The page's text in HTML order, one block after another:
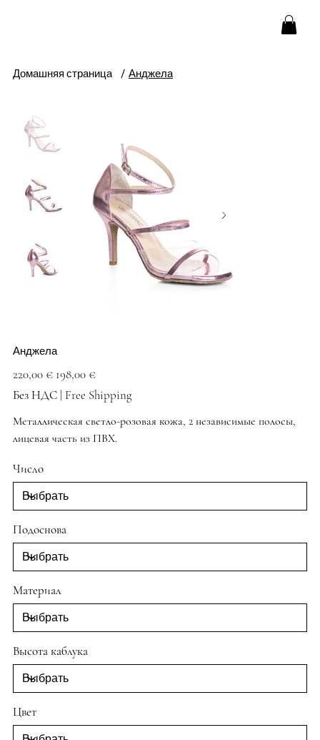
Домашняя страница / Анджела
Анджела
Первоначальная
цена
220,00 € Спеццена
198,00 €
Без НДС | Free Shipping
Металлическая светло-розовая кожа, 2 независимые полосы,
лицевая часть из ПВХ.
Число
Подоснова
Материал
Высота каблука
Цвет